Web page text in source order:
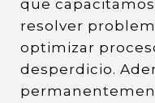
que
resolver
optimizar
desperdicio.